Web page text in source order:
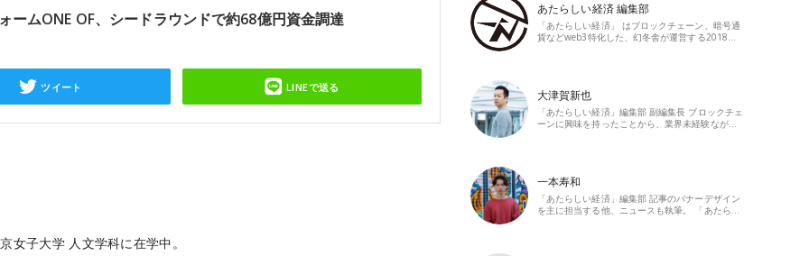
ームONE OF、シードラウンドで約68億円資金調達
ツイート LINEで送る
女子大学 人文学科に在学中。
あたらしい経済 編集部
「あたらしい経済」 はブロックチェーン、暗号通
貨などweb3特化した、幻冬舎が運営する2018…
大津賀新也
「あたらしい経済」編集部 副編集長 ブロックチェ
ーンに興味を持ったことから、業界未経験なが…
一本寿和
「あたらしい経済」編集部 記事のバナーデザイン
を主に担当する他、ニュースも執筆。 「あたら…